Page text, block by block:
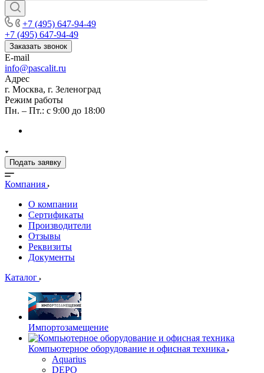
+7 (495) 647-94-49
+7 (495) 647-94-49
Заказать звонок
E-mail
info@pascalit.ru
Адрес
г. Москва, г. Зеленоград
Режим работы
Пн. – Пт.: с 9:00 до 18:00
Подать заявку
Компания
О компании
Сертификаты
Производители
Отзывы
Реквизиты
Документы
Каталог
Импортозамещение
Компьютерное оборудование и офисная техника
Aquarius
DEPO